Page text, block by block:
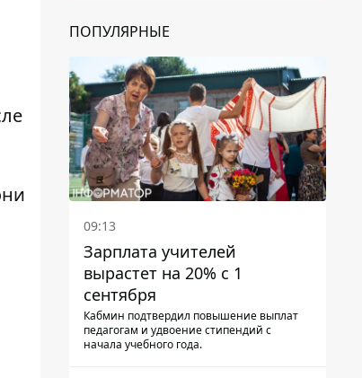
ПОПУЛЯРНЫЕ
09:13
Зарплата учителей
вырастет на 20% с 1
сентября
Кабмин подтвердил повышение выплат
педагогам и удвоение стипендий с
начала учебного года.